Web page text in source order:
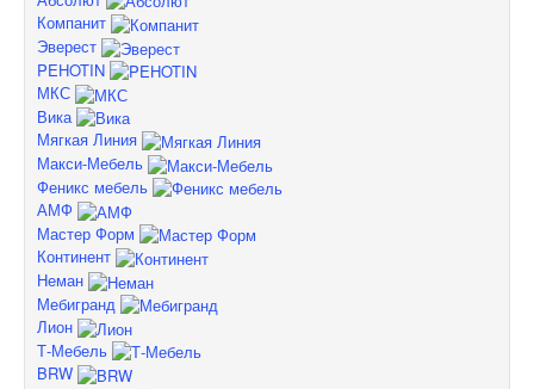
Компанит
Эверест
PEHOTIN
МКС
Вика
Мягкая Линия
Макси-Мебель
Феникс мебель
АМФ
Мастер Форм
Континент
Неман
Мебигранд
Лион
Т-Мебель
BRW